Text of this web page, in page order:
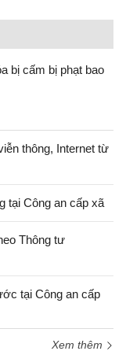
bị cấm bị phạt bao
thông, Internet từ
tại Công an cấp xã
Thông tư
tại Công an cấp
Xem thêm